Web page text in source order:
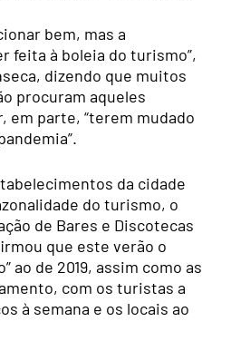
bem, mas a
feita à boleia do turismo”,
dizendo que muitos
procuram aqueles
em parte, “terem mudado
da cidade
do turismo, o
de Bares e Discotecas
que este verão o
ao de 2019, assim como as
com os turistas a
à semana e os locais ao